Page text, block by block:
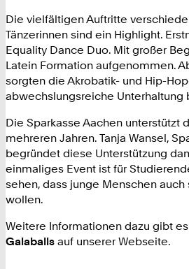
Die vielfältigen Auftritte
Tänzerinnen sind ein Highlight.
Equality Dance Duo. Mit großer
Latein Formation aufgenommen.
sorgten die Akrobatik- und Hip-
abwechslungsreiche Unterhaltung
Die Sparkasse Aachen unterstützt
mehreren Jahren. Tanja Wansel,
begründet diese Unterstützung
einmaliges Event ist für
sehen, dass junge Menschen
wollen.
Weitere Informationen dazu gibt
Galaballs auf unserer Webseite.